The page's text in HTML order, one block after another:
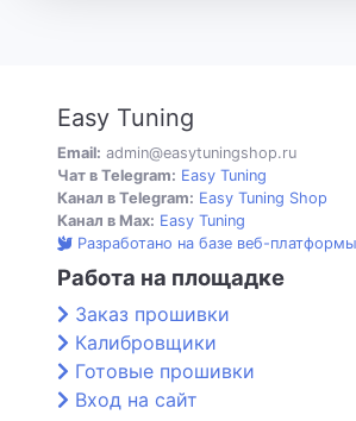
Easy Tuning
Email: admin@easytuningshop.ru
Чат в Telegram: Easy Tuning
Канал в Telegram: Easy Tuning Shop
Канал в Max: Easy Tuning
Разработано на базе веб-
Работа на площадке
Заказ прошивки
Калибровщики
Готовые прошивки
Вход на сайт